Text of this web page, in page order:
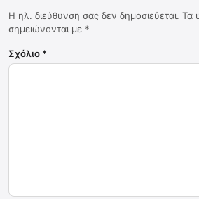
Η ηλ. διεύθυνση σας δεν δημοσιεύεται. Τα
σημειώνονται με *
Σχόλιο *